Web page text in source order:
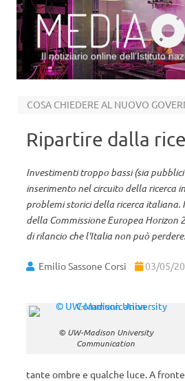
Il notiziario online dell’Istituto
COSA CHIEDERE AL NUOVO
Ripartire dalla
Investimenti troppo bassi (sia
inserimento nel circuito della ricerca
problemi storici della ricerca
della Commissione Europea
di rilancio che l'Italia non può perdere.
Emilio Sassone Corsi 03/05/
© UW-Madison University
Communication
tante ombre e qualche luce. A